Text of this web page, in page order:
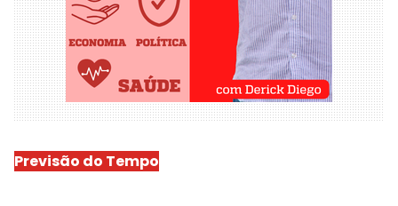
Previsão do Tempo